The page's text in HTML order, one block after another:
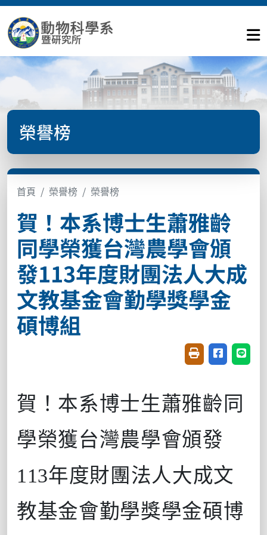
榮譽榜
首頁 榮譽榜 榮譽榜
賀！本系博士生蕭雅齡
同學榮獲台灣農學會頒
發113年度財團法人大成
文教基金會勤學獎學金
碩博組
友善列印(開新視
分享至臉書
分享
賀！本系博士生蕭雅齡同
學榮獲台灣農學會頒發
113年度財團法人大成文
教基金會勤學獎學金碩博